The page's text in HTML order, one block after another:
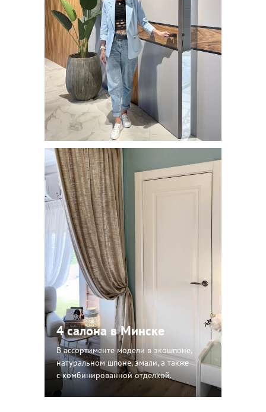
4 салона в Минске
В ассортименте модели в экошпоне,
натуральном шпоне, эмали, а также
с комбинированной отделкой.